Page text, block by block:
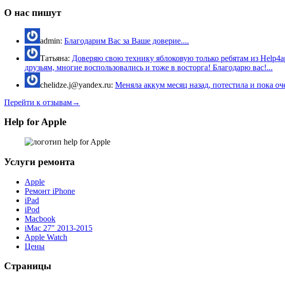
О нас пишут
admin: Благодарим Вас за Ваше доверие....
Татьяна: Доверяю свою технику яблоковую только ребятам из
друзьям, многие воспользовались и тоже в восторга! Благодарю вас!...
chelidze.j@yandex.ru: Меняла аккум месяц назад, потестила и пока
Перейти к отзывам→
Help for Apple
Услуги ремонта
Apple
Ремонт iPhone
iPad
iPod
Macbook
iMac 27″ 2013-2015
Apple Watch
Цены
Страницы